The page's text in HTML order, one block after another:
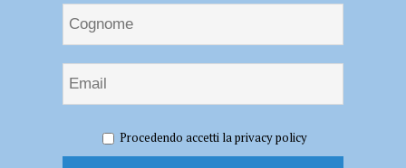
stradali, arriva il GEIS: un archivio unico per raccogliere i dati di tutto il
territorio. Monopattini: “Le norme ci sono, vanno rispettate” – AUDIO
Procedendo accetti la privacy policy